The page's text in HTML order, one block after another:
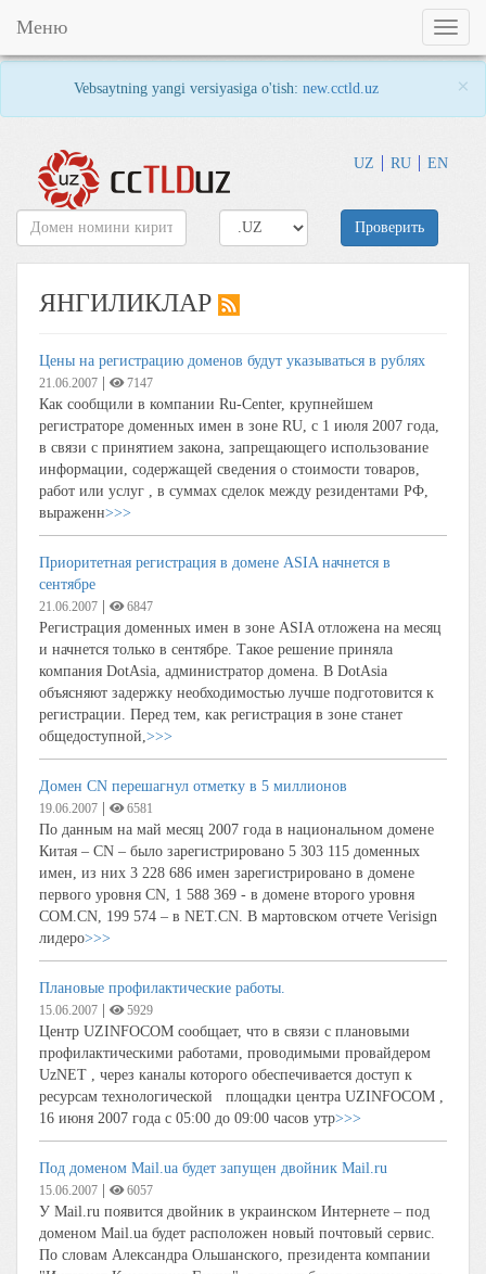
Vebsaytning yangi versiyasiga o'tish: new.cctld.uz ×
UZ RU EN
Toggle
Меню
Проверить
ЯНГИЛИКЛАР
Цены на регистрацию доменов будут указываться в рублях
21.06.2007 7147
Как сообщили в компании Ru-Center, крупнейшем
регистраторе доменных имен в зоне RU, c 1 июля 2007 года,
в связи с принятием закона, запрещающего использование
информации, содержащей сведения о стоимости товаров,
работ или услуг , в суммах сделок между резидентами РФ,
выраженн>>>
Приоритетная регистрация в домене ASIA начнется в
сентябре
21.06.2007 6847
Регистрация доменных имен в зоне ASIA отложена на месяц
и начнется только в сентябре. Такое решение приняла
компания DotAsia, администратор домена. В DotAsia
объясняют задержку необходимостью лучше подготовится к
регистрации. Перед тем, как регистрация в зоне станет
общедоступной,>>>
Домен CN перешагнул отметку в 5 миллионов
19.06.2007 6581
По данным на май месяц 2007 года в национальном домене
Китая – CN – было зарегистрировано 5 303 115 доменных
имен, из них 3 228 686 имен зарегистрировано в домене
первого уровня CN, 1 588 369 - в домене второго уровня
COM.CN, 199 574 – в NET.CN. В мартовском отчете Verisign
лидеро>>>
Плановые профилактические работы.
15.06.2007 5929
Центр UZINFOCOM сообщает, что в связи с плановыми
профилактическими работами, проводимыми провайдером
UzNET , через каналы которого обеспечивается доступ к
ресурсам технологической площадки центра UZINFOCOM ,
16 июня 2007 года с 05:00 до 09:00 часов утр>>>
Под доменом Mail.ua будет запущен двойник Mail.ru
15.06.2007 6057
У Mail.ru появится двойник в украинском Интернете – под
доменом Mail.ua будет расположен новый почтовый сервис.
По словам Александра Ольшанского, президента компании